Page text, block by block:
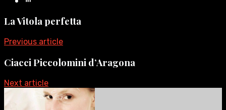
La Vitola perfetta
Previous article
Ciacci Piccolomini d’Aragona
Next article